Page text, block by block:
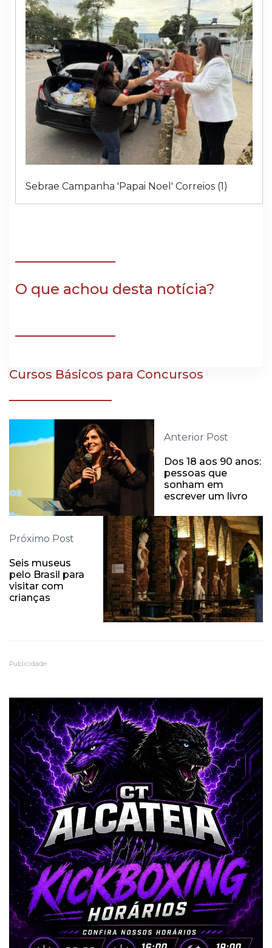
Sebrae Campanha 'Papai Noel' Correios (1)
O que achou desta notícia?
Cursos Básicos para Concursos
Anterior Post
Dos 18 aos 90 anos:
pessoas que
sonham em
escrever um livro
Próximo Post
Seis museus
pelo Brasil para
visitar com
crianças
Publicidade